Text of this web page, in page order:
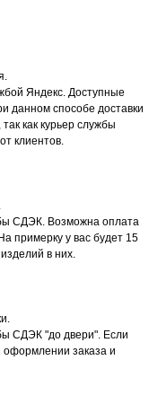
Яндекс. Доступные
данном способе доставки
как курьер службы
клиентов.
СДЭК. Возможна оплата
примерку у вас будет 15
в них.
СДЭК "до двери". Если
оформлении заказа и